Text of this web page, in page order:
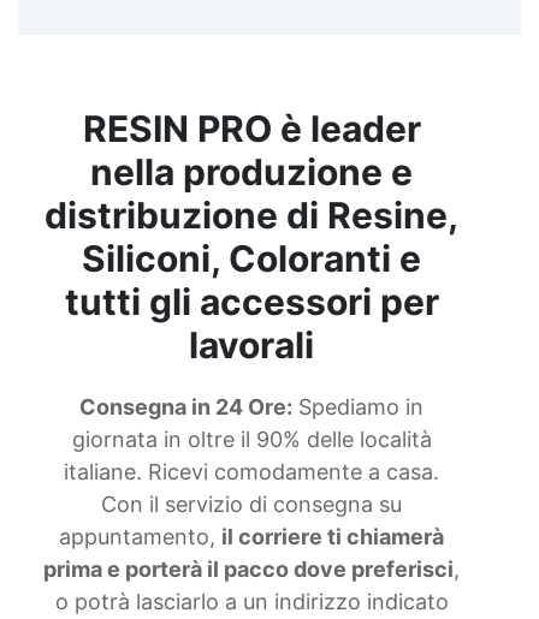
RESIN PRO è leader
nella produzione e
distribuzione di Resine,
Siliconi, Coloranti e
tutti gli accessori per
lavorali
Consegna in 24 Ore: Spediamo in
giornata in oltre il 90% delle località
italiane. Ricevi comodamente a casa.
Con il servizio di consegna su
appuntamento, il corriere ti chiamerà
prima e porterà il pacco dove preferisci,
o potrà lasciarlo a un indirizzo indicato